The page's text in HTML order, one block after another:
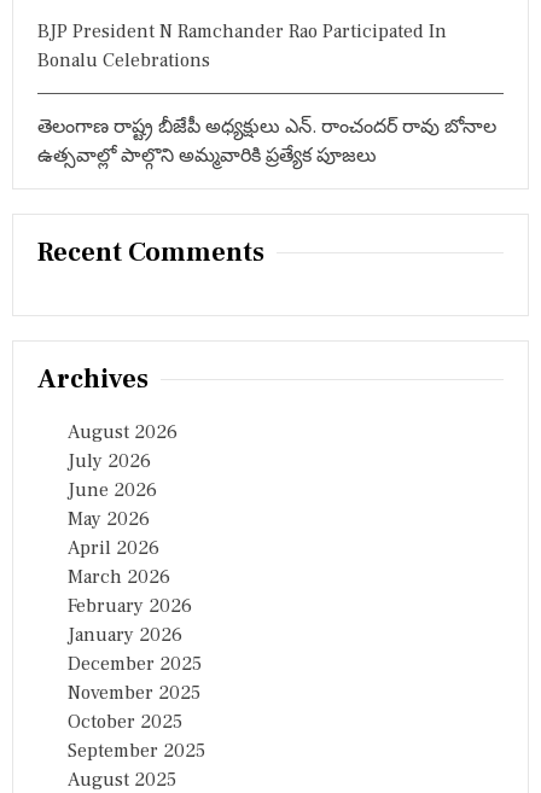
BJP President N Ramchander Rao Participated In
Bonalu Celebrations
తెలంగాణ రాష్ట్ర బీజేపీ అధ్యక్షులు ఎన్. రాంచందర్ రావు బోనాల
ఉత్సవాల్లో పాల్గొని అమ్మవారికి ప్రత్యేక పూజలు
Recent Comments
Archives
August 2026
July 2026
June 2026
May 2026
April 2026
March 2026
February 2026
January 2026
December 2025
November 2025
October 2025
September 2025
August 2025